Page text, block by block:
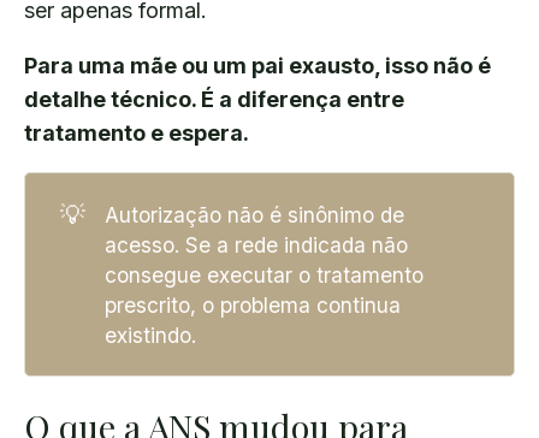
ser apenas formal.
Para uma mãe ou um pai exausto, isso não é
detalhe técnico. É a diferença entre
tratamento e espera.
💡
Autorização não é sinônimo de
acesso. Se a rede indicada não
consegue executar o tratamento
prescrito, o problema continua
existindo.
O que a ANS mudou para